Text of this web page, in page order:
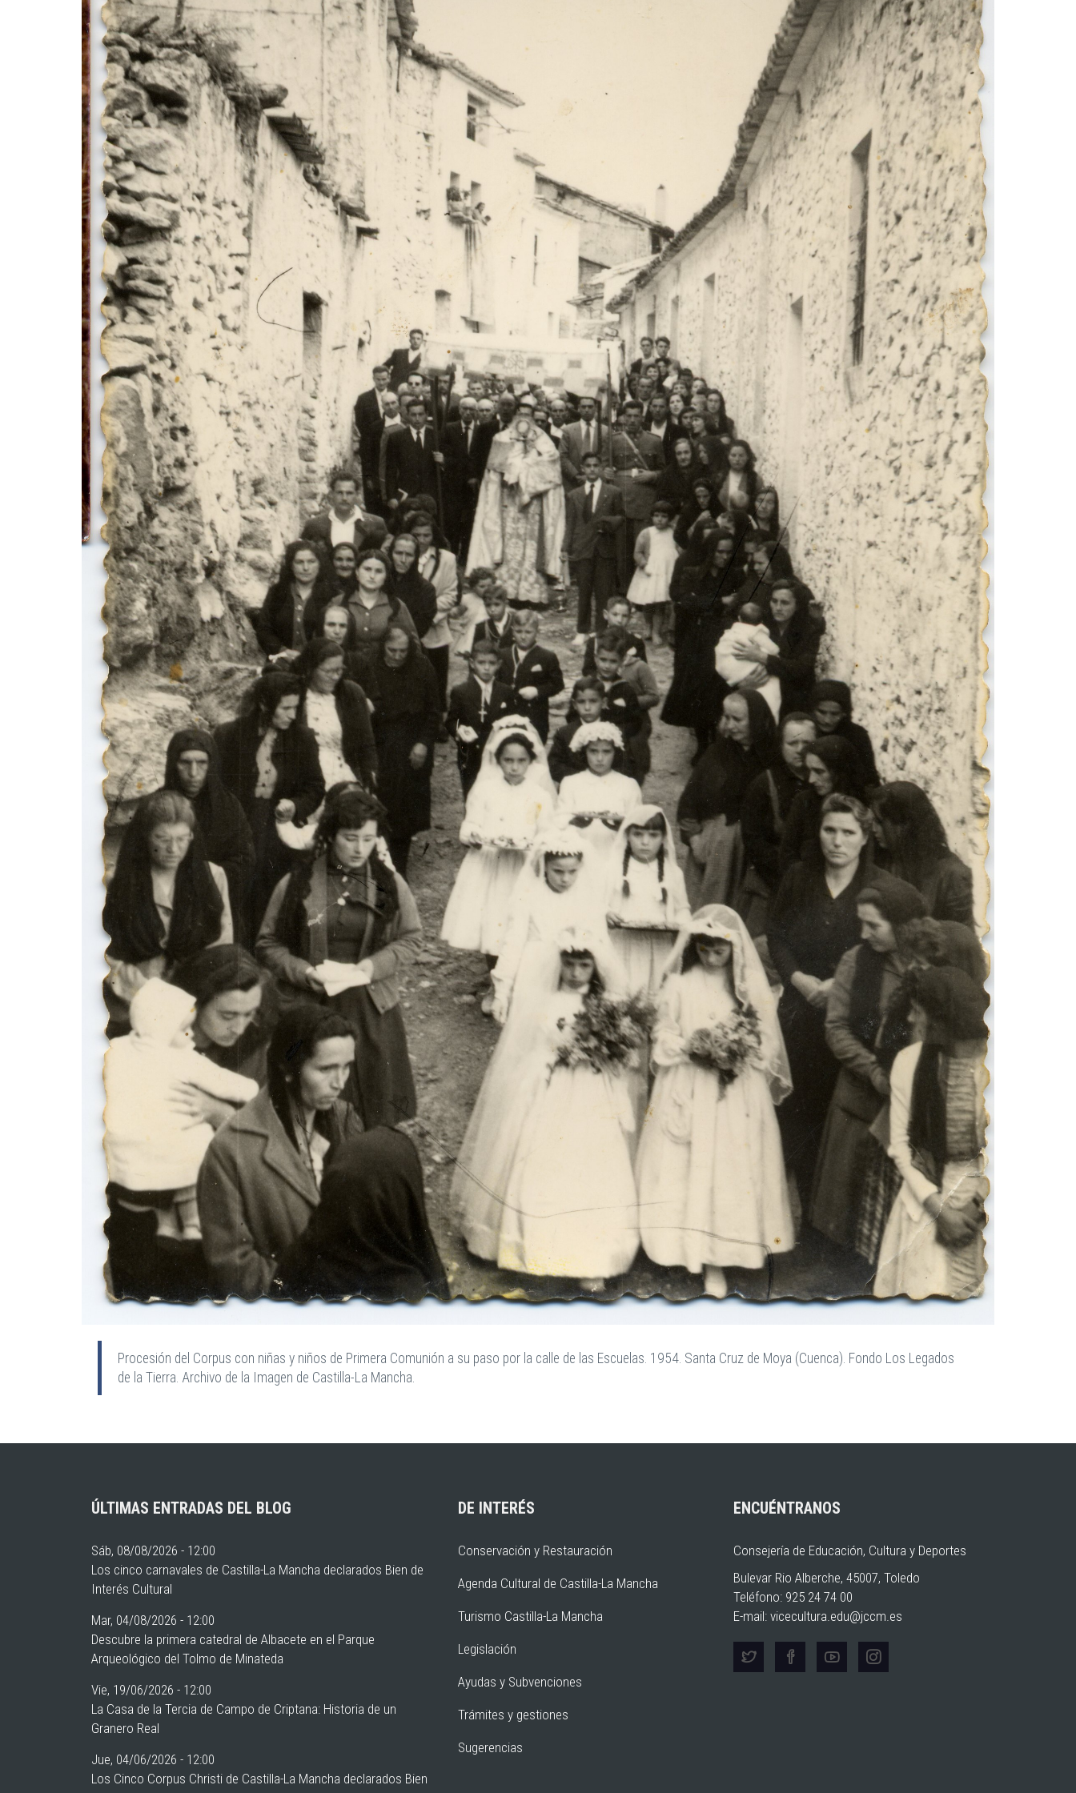
Procesión del Corpus con niñas y niños de Primera Comunión a su paso por la calle de las Escuelas. 1954. Santa Cruz de Moya (Cuenca). Fondo Los Legados
de la Tierra. Archivo de la Imagen de Castilla-La Mancha.
ÚLTIMAS ENTRADAS DEL BLOG
Sáb, 08/08/2026 - 12:00
Los cinco carnavales de Castilla-La Mancha declarados Bien de
Interés Cultural
Mar, 04/08/2026 - 12:00
Descubre la primera catedral de Albacete en el Parque
Arqueológico del Tolmo de Minateda
Vie, 19/06/2026 - 12:00
La Casa de la Tercia de Campo de Criptana: Historia de un
Granero Real
Jue, 04/06/2026 - 12:00
Los Cinco Corpus Christi de Castilla-La Mancha declarados Bien
DE INTERÉS
Conservación y Restauración
Agenda Cultural de Castilla-La Mancha
Turismo Castilla-La Mancha
Legislación
Ayudas y Subvenciones
Trámites y gestiones
Sugerencias
ENCUÉNTRANOS
Consejería de Educación, Cultura y Deportes
Bulevar Rio Alberche, 45007, Toledo
Teléfono: 925 24 74 00
E-mail: vicecultura.edu@jccm.es